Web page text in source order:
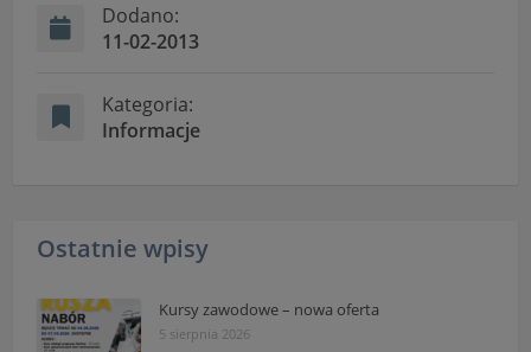
Dodano:
11-02-2013
Kategoria:
Informacje
Ostatnie wpisy
Kursy zawodowe – nowa oferta
5 sierpnia 2026